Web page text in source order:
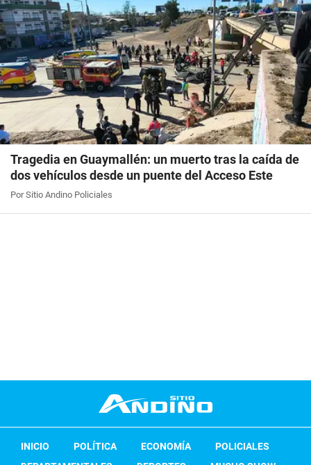
Tragedia en Guaymallén: un muerto tras la caída de
dos vehículos desde un puente del Acceso Este
Por Sitio Andino Policiales
INICIO POLÍTICA ECONOMÍA
POLICIALES